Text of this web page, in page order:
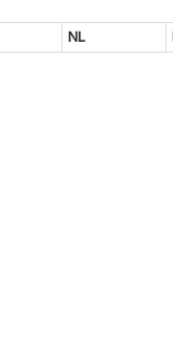
NL